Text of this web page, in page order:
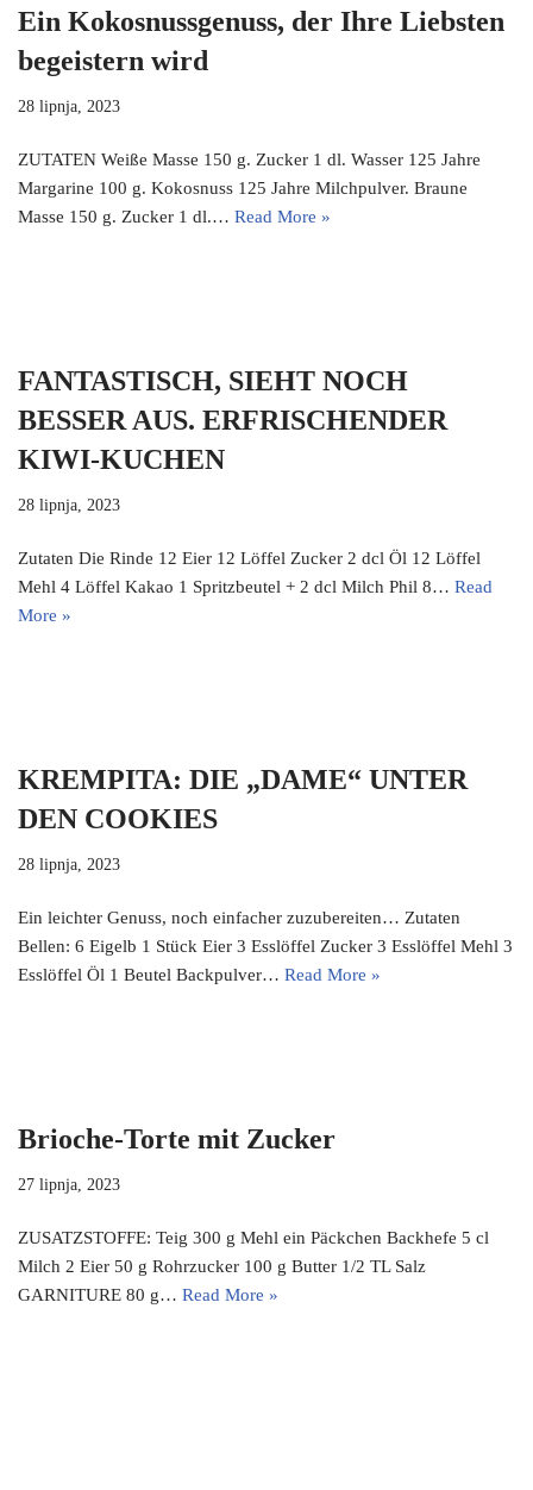
Ein Kokosnussgenuss, der Ihre Liebsten
begeistern wird
28 lipnja, 2023
ZUTATEN Weiße Masse 150 g. Zucker 1 dl. Wasser 125 Jahre
Margarine 100 g. Kokosnuss 125 Jahre Milchpulver. Braune
Masse 150 g. Zucker 1 dl.… Read More »
FANTASTISCH, SIEHT NOCH
BESSER AUS. ERFRISCHENDER
KIWI-KUCHEN
28 lipnja, 2023
Zutaten Die Rinde 12 Eier 12 Löffel Zucker 2 dcl Öl 12 Löffel
Mehl 4 Löffel Kakao 1 Spritzbeutel + 2 dcl Milch Phil 8… Read
More »
KREMPITA: DIE „DAME“ UNTER
DEN COOKIES
28 lipnja, 2023
Ein leichter Genuss, noch einfacher zuzubereiten… Zutaten
Bellen: 6 Eigelb 1 Stück Eier 3 Esslöffel Zucker 3 Esslöffel Mehl 3
Esslöffel Öl 1 Beutel Backpulver… Read More »
Brioche-Torte mit Zucker
27 lipnja, 2023
ZUSATZSTOFFE: Teig 300 g Mehl ein Päckchen Backhefe 5 cl
Milch 2 Eier 50 g Rohrzucker 100 g Butter 1/2 TL Salz
GARNITURE 80 g… Read More »